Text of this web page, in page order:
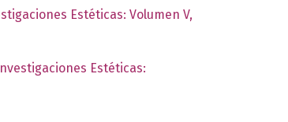
Estéticas: Volumen V,
Estéticas: